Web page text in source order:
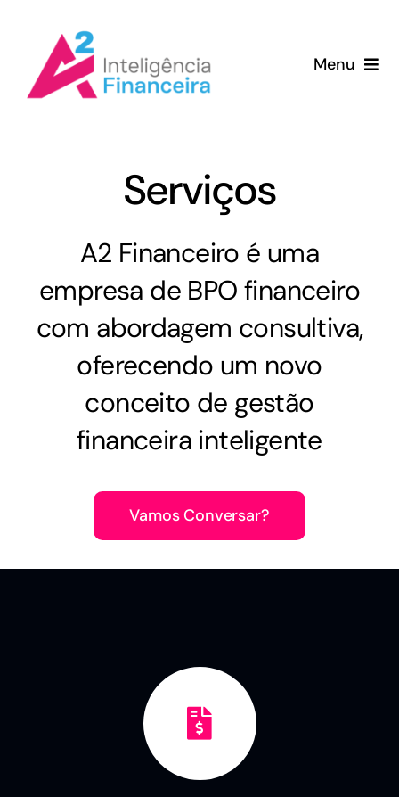
conteúdo
Menu
Porque a A2
Clientes
Sobre
Serviços
A2 Financeiro é uma
empresa de BPO financeiro
com abordagem consultiva,
oferecendo um novo
conceito de gestão
financeira inteligente
Vamos Conversar?